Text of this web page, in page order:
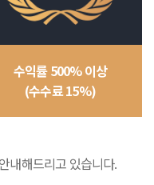
수익률 500% 이상
(수수료 15%)
내해드리고 있습니다.